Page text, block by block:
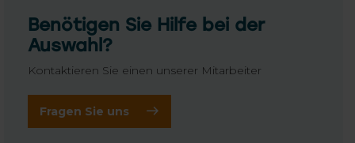
Benötigen Sie Hilfe bei der
Auswahl?
Kontaktieren Sie einen unserer Mitarbeiter
Fragen Sie uns